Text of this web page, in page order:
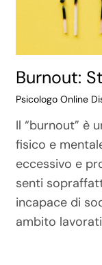
Burnout:
Psicologo Online
Il “burnout” è
fisico e
eccessivo e
senti
incapace di
ambito